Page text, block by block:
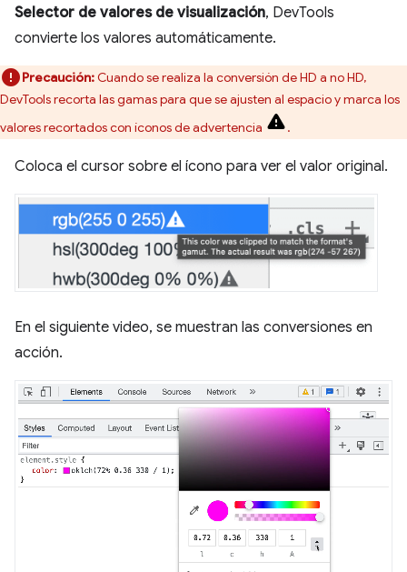
Selector de valores de visualización, DevTools
convierte los valores automáticamente.
Precaución:Cuando se realiza la conversión de HD a no HD,
DevTools recorta las gamas para que se ajusten al espacio y marca los
valores recortados con íconos de advertencia
.
Coloca el cursor sobre el ícono para ver el valor original.
En el siguiente video, se muestran las conversiones en
acción.